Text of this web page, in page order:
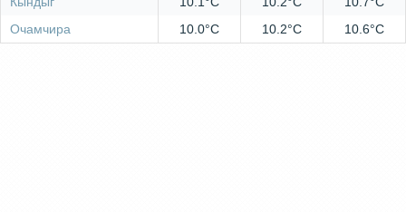
Очамчира
10.0°C 10.2°C 10.6°C